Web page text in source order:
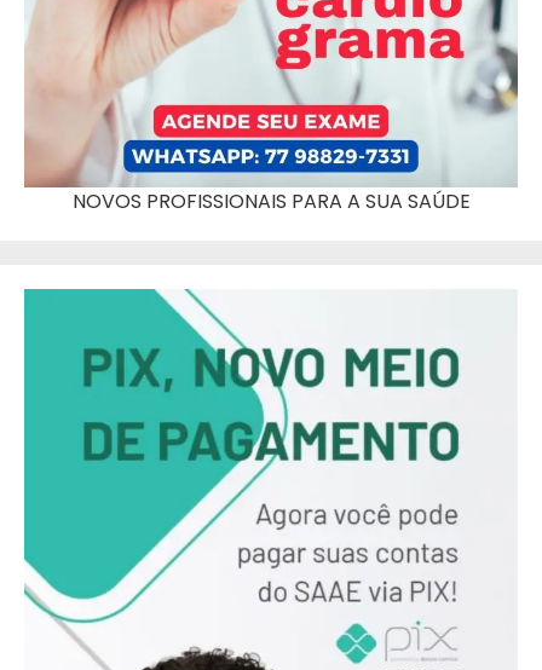
NOVOS PROFISSIONAIS PARA A SUA SAÚDE